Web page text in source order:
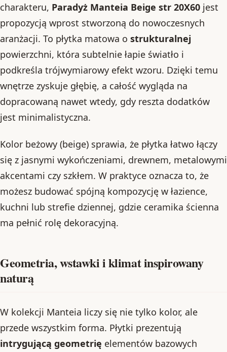
charakteru, Paradyż Manteia Beige str 20X60 jest
propozycją wprost stworzoną do nowoczesnych
aranżacji. To płytka matowa o strukturalnej
powierzchni, która subtelnie łapie światło i
podkreśla trójwymiarowy efekt wzoru. Dzięki temu
wnętrze zyskuje głębię, a całość wygląda na
dopracowaną nawet wtedy, gdy reszta dodatków
jest minimalistyczna.
Kolor beżowy (beige) sprawia, że płytka łatwo łączy
się z jasnymi wykończeniami, drewnem, metalowymi
akcentami czy szkłem. W praktyce oznacza to, że
możesz budować spójną kompozycję w łazience,
kuchni lub strefie dziennej, gdzie ceramika ścienna
ma pełnić rolę dekoracyjną.
Geometria, wstawki i klimat inspirowany
naturą
W kolekcji Manteia liczy się nie tylko kolor, ale
przede wszystkim forma. Płytki prezentują
intrygującą geometrię elementów bazowych